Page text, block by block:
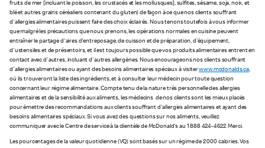
fruits de mer [incluant le poisson, les crustacés et les mollusques], sulfites, sésame, soja, noix, et
blé et autres grains céréaliers contenant du gluten) de façon à ce que nos clients souffrant
d'allergies alimentaires puissent faire des choix éclairés. Nous tenons toutefois à vous informer
que malgré les précautions que nous prenons, les opérations normales en cuisine peuvent
entraîner le partage d'aires d'entreposage, de cuisson et de préparation, d'équipement,
d'ustensiles et de présentoirs, et il est toujours possible que vos produits alimentaires entrent en
contact avec d'autres, incluant d'autres allergènes. Nous encourageons nos clients souffrant
d'allergies alimentaires ou ayant des besoins alimentaires spéciaux à visiterwww.mcdonalds.ca,
où ils trouveront la liste des ingrédients, et à consulter leur médecin pour toute question
concernant leur régime alimentaire. Compte tenu de la nature très personnelle des allergies
alimentaires et de la sensibilité aux aliments, les médecins de nos clients sont les mieux placés
pour émettre des recommandations aux clients souffrant d'allergies alimentaires et ayant des
besoins alimentaires spéciaux. Si vous avez des questions sur nos aliments, veuillez
communiquer avec le Centre de service à la clientèle de McDonald's au 1 888 424-4622. Merci.
Les pourcentages de la valeur quotidienne (VQ) sont basés sur un régime de 2 000 calories. Vos